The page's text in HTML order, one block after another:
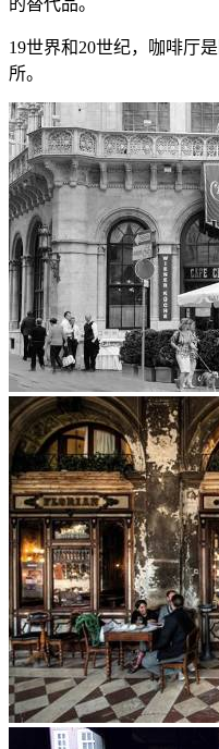
的替代品。
19世界和20世纪，咖啡厅
所。